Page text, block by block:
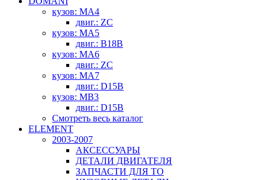
кузов: MA4
двиг.: ZC
кузов: MA5
двиг.: B18B
кузов: MA6
двиг.: ZC
кузов: MA7
двиг.: D15B
кузов: MB3
двиг.: D15B
Смотреть весь каталог
ELEMENT
2003-2007
АКСЕССУАРЫ
ДЕТАЛИ ДВИГАТЕЛЯ
ЗАПЧАСТИ ДЛЯ ТО